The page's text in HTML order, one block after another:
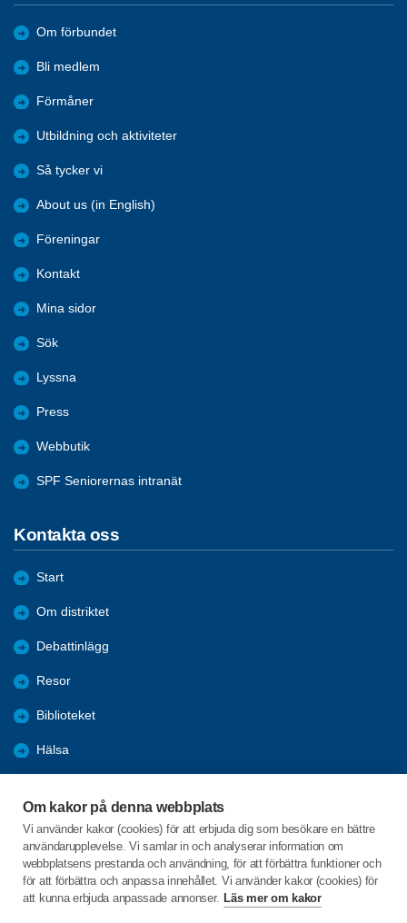
Om kakor på denna webbplats
Vi använder kakor (cookies) för att erbjuda dig som besökare en bättre
användarupplevelse. Vi samlar in och analyserar information om
webbplatsens prestanda och användning, för att förbättra funktioner och
för att förbättra och anpassa innehållet. Vi använder kakor (cookies) för
att kunna erbjuda anpassade annonser. Läs mer om kakor
Om förbundet
Bli medlem
Förmåner
Utbildning och aktiviteter
Så tycker vi
About us (in English)
Föreningar
Kontakt
Mina sidor
Sök
Lyssna
Press
Webbutik
SPF Seniorernas intranät
Kontakta oss
Start
Om distriktet
Debattinlägg
Resor
Biblioteket
Hälsa
Utbildning
Bli medlem
C/o:Anders M Johansson